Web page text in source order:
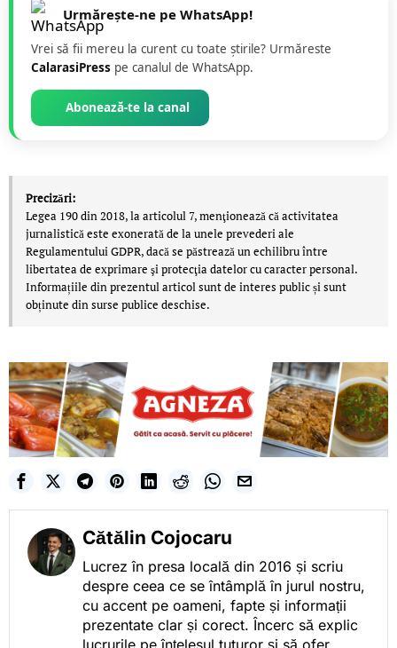
Urmărește-ne pe WhatsApp!
Vrei să fii mereu la curent cu toate știrile? Urmăreste
CalarasiPress pe canalul de WhatsApp.
Abonează-te la canal
Precizări:
Legea 190 din 2018, la articolul 7, menţionează că activitatea
jurnalistică este exonerată de la unele prevederi ale
Regulamentului GDPR, dacă se păstrează un echilibru între
libertatea de exprimare şi protecţia datelor cu caracter personal.
Informațiile din prezentul articol sunt de interes public și sunt
obținute din surse publice deschise.
Cătălin Cojocaru
Lucrez în presa locală din 2016 și scriu
despre ceea ce se întâmplă în jurul nostru,
cu accent pe oameni, fapte și informații
prezentate clar și corect. Încerc să explic
lucrurile pe înțelesul tuturor și să ofer